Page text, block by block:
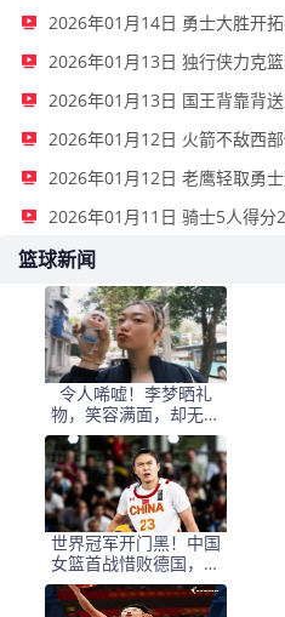
篮球新闻
令人唏嘘！李梦晒礼
物，笑容满面，却无比
赛可打，还能回女篮
吗？
世界冠军开门黑！中国
女篮首战惜败德国，出
线还得死磕拉脱维亚